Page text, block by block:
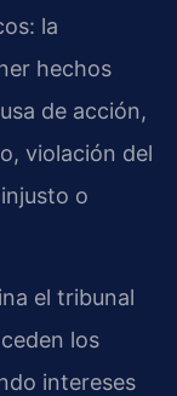
la
hechos
de acción,
violación del
o
el tribunal
los
intereses